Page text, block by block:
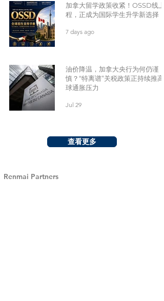
加拿大留学政策收紧！OSSD线上
程，正成为国际学生升学新选择
7 days ago
油价降温，加拿大央行为何仍谨
慎？“特离谱”关税政策正持续推高
球通胀压力
Jul 29
查看更多
Renmai Partners